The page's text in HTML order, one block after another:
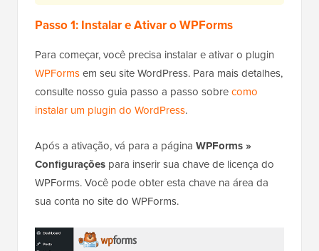
Passo 1: Instalar e Ativar o WPForms
Para começar, você precisa instalar e ativar o plugin
WPFormsem seu site WordPress. Para mais detalhes,
consulte nosso guia passo a passo sobrecomo
instalar um plugin do WordPress.
Após a ativação, vá para a página WPForms »
Configurações para inserir sua chave de licença do
WPForms. Você pode obter esta chave na área da
sua conta no site do WPForms.